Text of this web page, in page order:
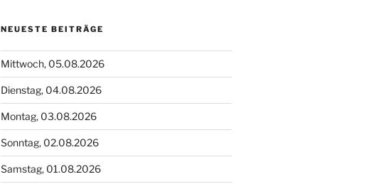
NEUESTE BEITRÄGE
Mittwoch, 05.08.2026
Dienstag, 04.08.2026
Montag, 03.08.2026
Sonntag, 02.08.2026
Samstag, 01.08.2026